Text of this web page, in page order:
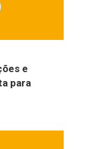
e
para